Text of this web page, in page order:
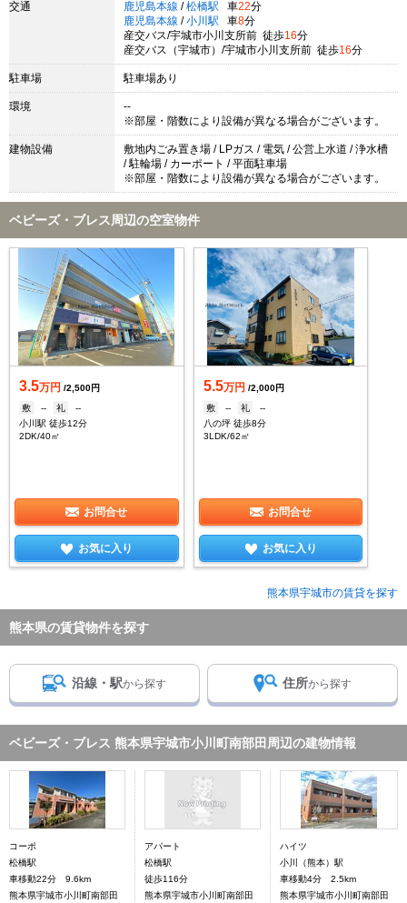
交通 鹿児島本線 / 松橋駅 車22分
鹿児島本線 / 小川駅 車8分
産交バス/宇城市小川支所前 徒歩16分
産交バス（宇城市）/宇城市小川支所前 徒歩16分
駐車場 駐車場あり
環境
--
※部屋・階数により設備が異なる場合がございます。
建物設備
敷地内ごみ置き場 / LPガス / 電気 / 公営上水道 / 浄水槽
/ 駐輪場 / カーポート / 平面駐車場
※部屋・階数により設備が異なる場合がございます。
ベビーズ・ブレス周辺の空室物件
3.5万円 /2,500円
敷
-- 礼
--
小川駅 徒歩12分
2DK/40㎡
お問合せ
お気に入り
5.5万円 /2,000円
敷
-- 礼
--
八の坪 徒歩8分
3LDK/62㎡
お問合せ
お気に入り
熊本県宇城市の賃貸を探す
熊本県の賃貸物件を探す
沿線・駅から探す 住所から探す
ベビーズ・ブレス 熊本県宇城市小川町南部田周辺の建物情報
コーポ
松橋駅
車移動22分 9.6km
熊本県宇城市小川町南部田
アパート
松橋駅
徒歩116分
熊本県宇城市小川町南部田
ハイツ
小川（熊本）駅
車移動4分 2.5km
熊本県宇城市小川町南部田